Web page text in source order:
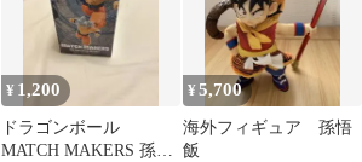
¥ 1,200
ドラゴンボール
MATCH MAKERS 孫悟
¥5,700
海外フィギュア 孫悟
飯